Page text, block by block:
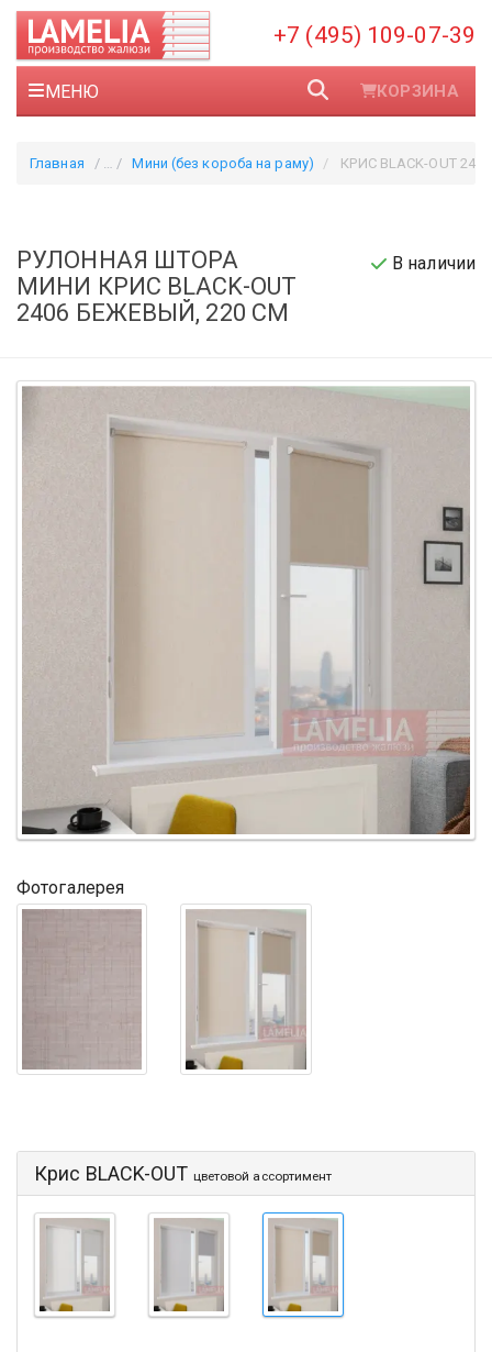
+7 (495) 109-07-39
МЕНЮ КОРЗИНА
Главная Мини (без короба на раму) КРИС BLACK-OUT 2406
РУЛОННАЯ ШТОРА
МИНИ КРИС BLACK-OUT
2406 БЕЖЕВЫЙ, 220 СМ
В наличии
Фотогалерея
Крис BLACK-OUT цветовой ассортимент